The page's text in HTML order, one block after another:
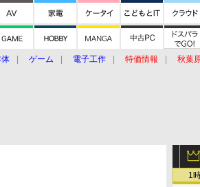
体 ゲーム 電子工作 特価情報
秋葉
1